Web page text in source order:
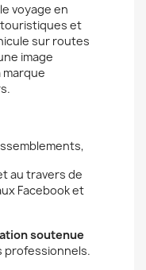
voyage en
et
sur routes
image
marque
au travers de
Facebook et
soutenue
professionnels.